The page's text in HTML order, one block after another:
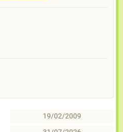
19/02/2009